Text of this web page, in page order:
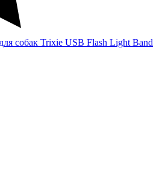
собак Trixie USB Flash Light Band